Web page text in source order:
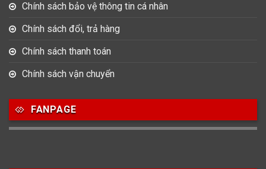
Chính sách bảo vệ thông tin cá nhân
Chính sách đổi, trả hàng
Chính sách thanh toán
Chính sách vận chuyển
FANPAGE